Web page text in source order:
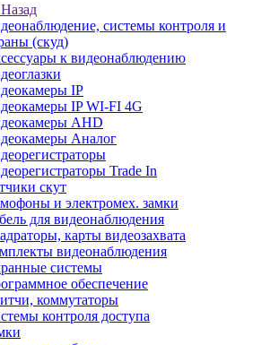
Назад
системы контроля и
(скуд)
к видеонаблюдению
IP
IP WI-FI 4G
AHD
Аналог
Trade In
скут
и электромех. замки
для видеонаблюдения
карты видеозахвата
видеонаблюдения
системы
обеспечение
коммутаторы
контроля доступа